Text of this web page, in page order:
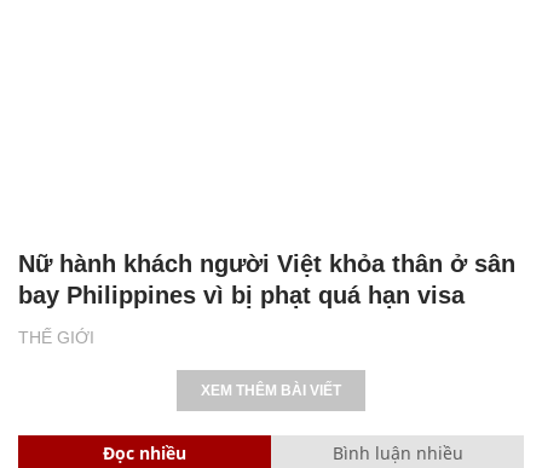
THẾ GIỚI
Nữ hành khách người Việt khỏa thân ở sân
bay Philippines vì bị phạt quá hạn visa
XEM THÊM BÀI VIẾT
Đọc nhiều Bình luận nhiều